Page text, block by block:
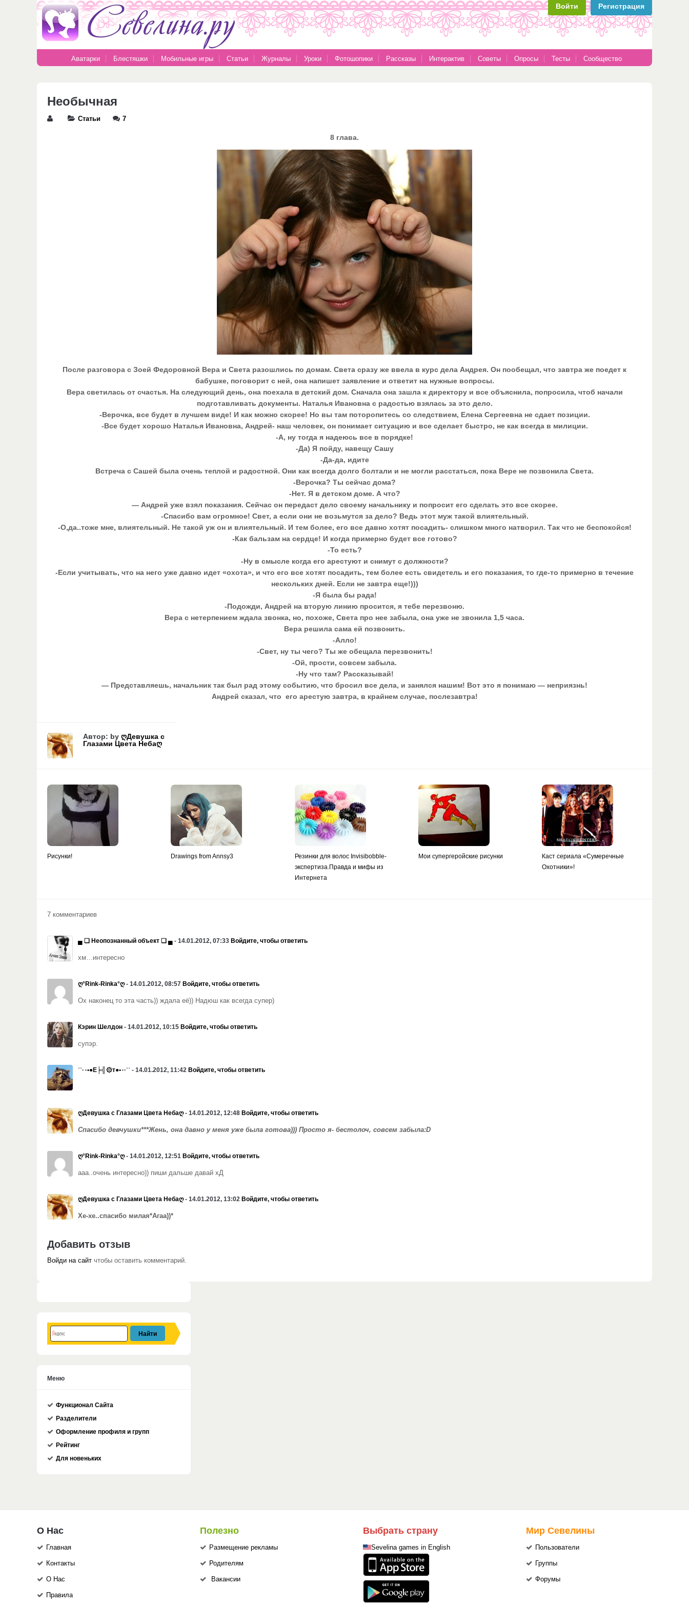
Войти Регистрация
Аватарки Блестяшки Мобильные игры Статьи Журналы Уроки Фотошопики Рассказы Интерактив Советы Опросы Тесты Сообщество
Необычная
Статьи 7
8 глава.
После разговора с Зоей Федоровной Вера и Света разошлись по домам. Света сразу же ввела в курс дела Андрея. Он пообещал, что завтра же поедет к
бабушке, поговорит с ней, она напишет заявление и ответит на нужные вопросы.
Вера светилась от счастья. На следующий день, она поехала в детский дом. Сначала она зашла к директору и все объяснила, попросила, чтоб начали
подготавливать документы. Наталья Ивановна с радостью взялась за это дело.
-Верочка, все будет в лучшем виде! И как можно скорее! Но вы там поторопитесь со следствием, Елена Сергеевна не сдает позиции.
-Все будет хорошо Наталья Ивановна, Андрей- наш человек, он понимает ситуацию и все сделает быстро, не как всегда в милиции.
-А, ну тогда я надеюсь все в порядке!
-Да) Я пойду, навещу Сашу
-Да-да, идите
Встреча с Сашей была очень теплой и радостной. Они как всегда долго болтали и не могли расстаться, пока Вере не позвонила Света.
-Верочка? Ты сейчас дома?
-Нет. Я в детском доме. А что?
— Андрей уже взял показания. Сейчас он передаст дело своему начальнику и попросит его сделать это все скорее.
-Спасибо вам огромное! Свет, а если они не возьмутся за дело? Ведь этот муж такой влиятельный.
-О,да..тоже мне, влиятельный. Не такой уж он и влиятельный. И тем более, его все давно хотят посадить- слишком много натворил. Так что не беспокойся!
-Как бальзам на сердце! И когда примерно будет все готово?
-То есть?
-Ну в смысле когда его арестуют и снимут с должности?
-Если учитывать, что на него уже давно идет «охота», и что его все хотят посадить, тем более есть свидетель и его показания, то где-то примерно в течение
нескольких дней. Если не завтра еще!)))
-Я была бы рада!
-Подожди, Андрей на вторую линию просится, я тебе перезвоню.
Вера с нетерпением ждала звонка, но, похоже, Света про нее забыла, она уже не звонила 1,5 часа.
Вера решила сама ей позвонить.
-Алло!
-Свет, ну ты чего? Ты же обещала перезвонить!
-Ой, прости, совсем забыла.
-Ну что там? Рассказывай!
— Представляешь, начальник так был рад этому событию, что бросил все дела, и занялся нашим! Вот это я понимаю — неприязнь!
Андрей сказал, что его арестую завтра, в крайнем случае, послезавтра!
Автор: by ღДевушка с
Глазами Цвета Небаღ
Рисунки! Drawings from Annsy3
Резинки для волос Invisibobble-
экспертиза.Правда и мифы из
Интернета
Мои супергеройские рисунки
Каст сериала «Сумеречные
Охотники»!
7 комментариев
▄ ❏ Неопознанный объект ❏ ▄ - 14.01.2012, 07:33 Войдите, чтобы ответить
хм…интересно
ღ°Rink-Rinka°ღ- 14.01.2012, 08:57 Войдите, чтобы ответить
Ох наконец то эта часть)) ждала её)) Надюш как всегда супер)
Кэрин Шелдон - 14.01.2012, 10:15 Войдите, чтобы ответить
супэр.
˙˙·٠•●Е╞╣۞т●•٠·˙˙ - 14.01.2012, 11:42 Войдите, чтобы ответить
ღДевушка с Глазами Цвета Небаღ- 14.01.2012, 12:48 Войдите, чтобы ответить
Спасибо девчушки***Жень, она давно у меня уже была готова))) Просто я- бестолоч, совсем забыла:D
ღ°Rink-Rinka°ღ- 14.01.2012, 12:51 Войдите, чтобы ответить
ааа..очень интересно)) пиши дальше давай хД
ღДевушка с Глазами Цвета Небаღ- 14.01.2012, 13:02 Войдите, чтобы ответить
Хе-хе..спасибо милая*Агаа))*
Добавить отзыв
Войди на сайт чтобы оставить комментарий.
Меню
Функционал Сайта
Разделители
Оформление профиля и групп
Рейтинг
Для новеньких
О Нас
Главная
Контакты
О Нас
Правила
Полезно
Размещение рекламы
Родителям
Вакансии
Выбрать страну
Sevelina games in English
Мир Севелины
Пользователи
Группы
Форумы